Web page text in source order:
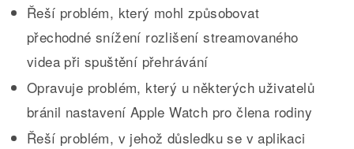
Řeší problém, který mohl způsobovat
přechodné snížení rozlišení streamovaného
videa při spuštění přehrávání
Opravuje problém, který u některých uživatelů
bránil nastavení Apple Watch pro člena rodiny
Řeší problém, v jehož důsledku se v aplikaci